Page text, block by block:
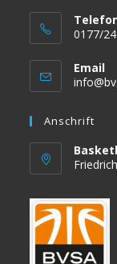
a
new
a
new0177/
Email
Anschrift